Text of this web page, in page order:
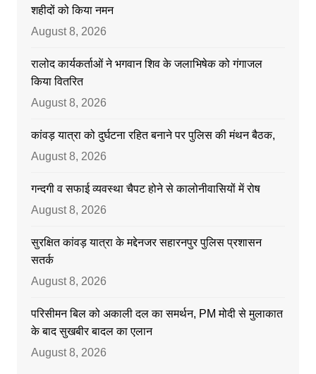
शहीदों को किया नमन
August 8, 2026
रालोद कार्यकर्ताओं ने भगवान शिव के जलाभिषेक को गंगाजल
किया वितरित
August 8, 2026
कांवड़ यात्रा को दुर्घटना रहित बनाने पर पुलिस की मंथन बैठक,
August 8, 2026
गन्दगी व सफाई व्यवस्था चैपट होने से कालोनीवासियों में रोष
August 8, 2026
सुरक्षित कांवड़ यात्रा के मद्देनजर सहारनपुर पुलिस प्रशासन
सतर्क
August 8, 2026
परिसीमन बिल को अकाली दल का समर्थन, PM मोदी से मुलाकात
के बाद सुखबीर बादल का एलान
August 8, 2026